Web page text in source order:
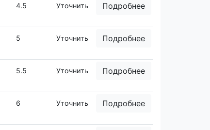
4.5 Уточнить Подробнее
5 Уточнить Подробнее
5.5 Уточнить Подробнее
6 Уточнить Подробнее